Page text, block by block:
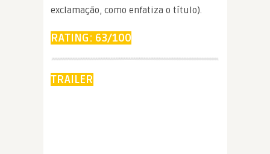
exclamação, como enfatiza o título).
RATING: 63/100
TRAILER